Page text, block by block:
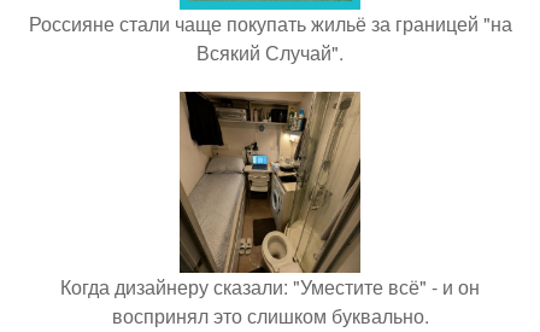
Россияне стали чаще покупать жильё за границей "на
Всякий Случай".
Когда дизайнеру сказали: "Уместите всё" - и он
воспринял это слишком буквально.